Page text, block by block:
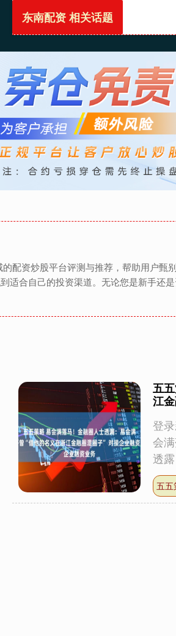
配资炒股平台评测与推荐，帮助用户甄
适合自己的投资渠道。无论您是新手
东南配资 相关话题
五
江
登
会
透
五五